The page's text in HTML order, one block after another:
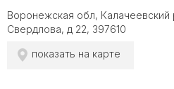
Воронежская обл,
Свердлова, д 22, 397610
показать на карте